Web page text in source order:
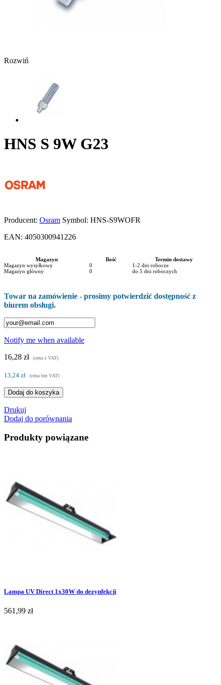
Rozwiń
HNS S 9W G23
Producent: Osram Symbol: HNS-S9WOFR
EAN: 4050300941226
Magazyn Ilość
Termin dostawy
Magazyn wysyłkowy
0
1-2 dni robocze
Magazyn główny
0 do 5 dni roboczych
Towar na zamówienie - prosimy potwierdzić dostępność z
biurem obsługi.
Notify me when available
16,28 zł
(cena z VAT)
13,24 zł (cena bez VAT)
Dodaj do koszyka
Drukuj
Dodaj do porównania
Produkty powiązane
Lampa UV Direct 1x30W do dezynfekcji
561,99 zł